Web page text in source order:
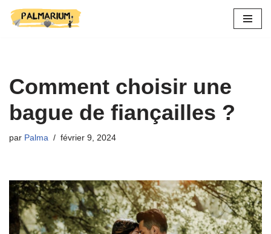
Comment choisir une
bague de fiançailles ?
par Palma février 9, 2024